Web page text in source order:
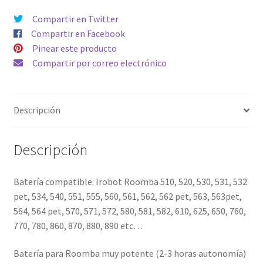
serie
500,
600,
700,
de
cantidad
Compartir en Twitter
Compartir en Facebook
Pinear este producto
Compartir por correo electrónico
Descripción
Descripción
Batería compatible: Irobot Roomba 510, 520, 530, 531, 532
pet, 534, 540, 551, 555, 560, 561, 562, 562 pet, 563, 563pet,
564, 564 pet, 570, 571, 572, 580, 581, 582, 610, 625, 650, 760,
770, 780, 860, 870, 880, 890 etc…
Batería para Roomba muy potente (2-3 horas autonomía)